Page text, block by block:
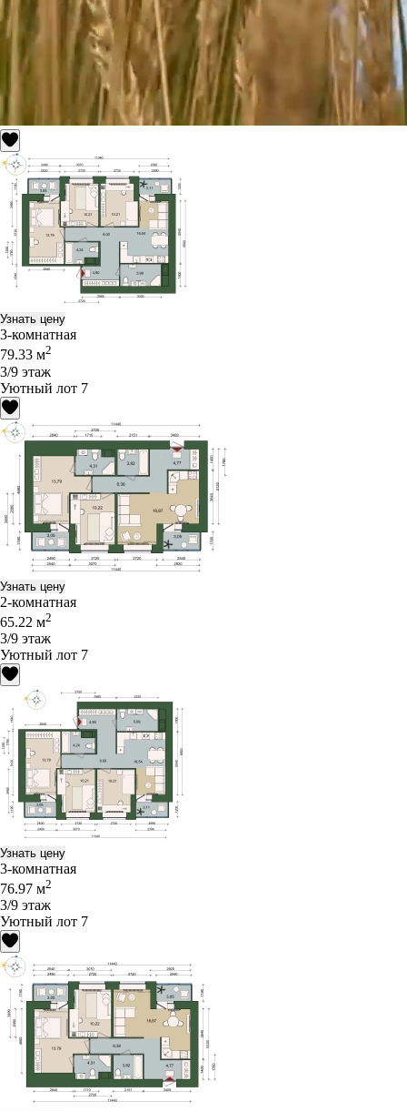
Узнать цену
3-комнатная
79.33 м2
3/9 этаж
Уютный лот 7
Узнать цену
2-комнатная
65.22 м2
3/9 этаж
Уютный лот 7
Узнать цену
3-комнатная
76.97 м2
3/9 этаж
Уютный лот 7